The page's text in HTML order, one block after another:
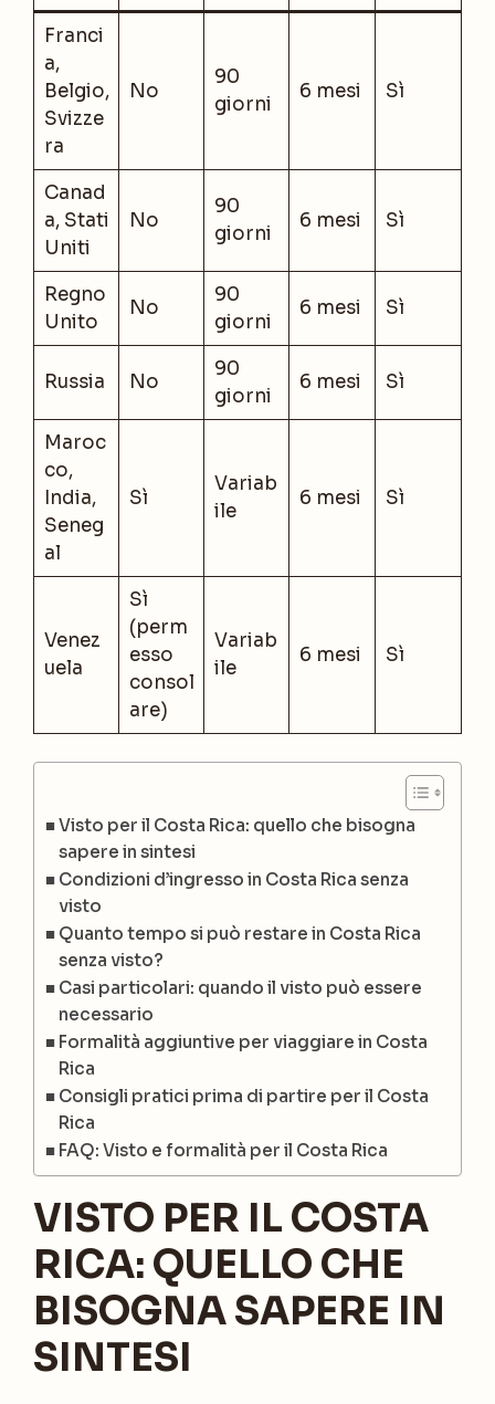
Franci
a,
Belgio,
Svizze
ra
No
90
giorni
6 mesi Sì
Canad
a, Stati
Uniti
No
90
giorni
6 mesi Sì
Regno
Unito
No
90
giorni
6 mesi Sì
Russia No
90
giorni
6 mesi Sì
Maroc
co,
India,
Seneg
al
Sì
Variab
ile
6 mesi Sì
Venez
uela
Sì
(perm
esso
consol
are)
Variab
ile
6 mesi Sì
Visto per il Costa Rica: quello che bisogna
sapere in sintesi
Condizioni d’ingresso in Costa Rica senza
visto
Quanto tempo si può restare in Costa Rica
senza visto?
Casi particolari: quando il visto può essere
necessario
Formalità aggiuntive per viaggiare in Costa
Rica
Consigli pratici prima di partire per il Costa
Rica
FAQ: Visto e formalità per il Costa Rica
VISTO PER IL COSTA
RICA: QUELLO CHE
BISOGNA SAPERE IN
SINTESI